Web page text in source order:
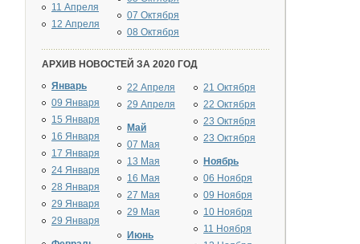
11 Апреля
12 Апреля
07 Октября
08 Октября
АРХИВ НОВОСТЕЙ ЗА 2020 ГОД
Январь
09 Января
15 Января
16 Января
17 Января
24 Января
28 Января
29 Января
29 Января
22 Апреля
29 Апреля
Май
07 Мая
13 Мая
16 Мая
27 Мая
29 Мая
Июнь
21 Октября
22 Октября
23 Октября
23 Октября
Ноябрь
06 Ноября
09 Ноября
10 Ноября
11 Ноября